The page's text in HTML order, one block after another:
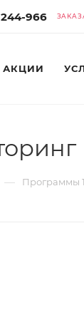
244-966
АКЦИИ
— Программы